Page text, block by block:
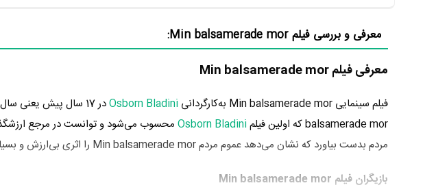
معرفی و بررسی فیلم Min balsamerade mor:
معرفی فیلم Min balsamerade mor
فیلم سینمایی Min balsamerade mor به‌کارگردانی Osborn Bladini
balsamerade mor که اولین فیلم
Osborn Bladiniمحسوب می‌شود و توانست در مرجع
مردم بدست بیاورد که نشان می‌دهد عموم مردم Min balsamerade mor را اثری بی‌ارزش و بسیار بد ارزیابی می‌کنند.
بازیگران فیلم Min balsamerade mor